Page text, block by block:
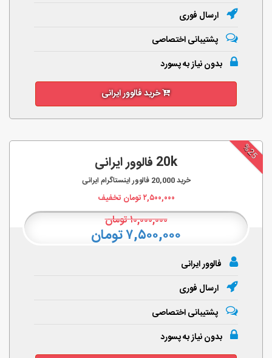
ارسال فوری
پشتیبانی اختصاصی
بدون نیاز به پسورد
خرید فالوور ایرانی
%25
20k فالوور ایرانی
خرید20,000 فالوور اینستاگرام ایرانی
۲,۵۰۰,۰۰۰تومان تخفیف
۱۰,۰۰۰,۰۰۰تومان
۷,۵۰۰,۰۰۰ تومان
فالوور ایرانی
ارسال فوری
پشتیبانی اختصاصی
بدون نیاز به پسورد